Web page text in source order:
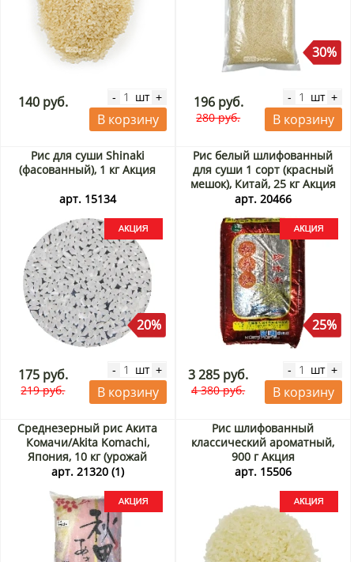
140 руб. - шт +
В корзину
30%
196 руб.
280 руб.
- шт +
В корзину
Рис для суши Shinaki
(фасованный), 1 кг Акция
арт. 15134
20%
175 руб.
219 руб.
- шт +
В корзину
Рис белый шлифованный
для суши 1 сорт (красный
мешок), Китай, 25 кг Акция
арт. 20466
25%
3 285 руб.
4 380 руб.
- шт +
В корзину
Среднезерный рис Акита
Комачи/Akita Komachi,
Япония, 10 кг (урожай
Ноябрь 2025) Акция
арт. 21320 (1)
Рис шлифованный
классический ароматный,
900 г Акция
арт. 15506